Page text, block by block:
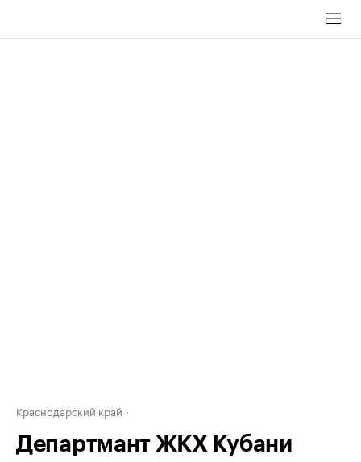
Краснодарский край
Департмант ЖКХ Кубани